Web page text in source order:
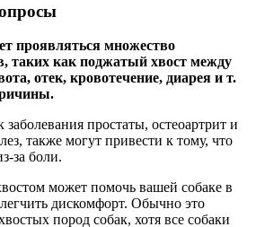
проявляться множество
таких как поджатый хвост между
отек, кровотечение, диарея и т.
заболевания простаты, остеоартрит и
также могут привести к тому, что
за боли.
может помочь вашей собаке в
дискомфорт. Обычно это
пород собак, хотя все собаки